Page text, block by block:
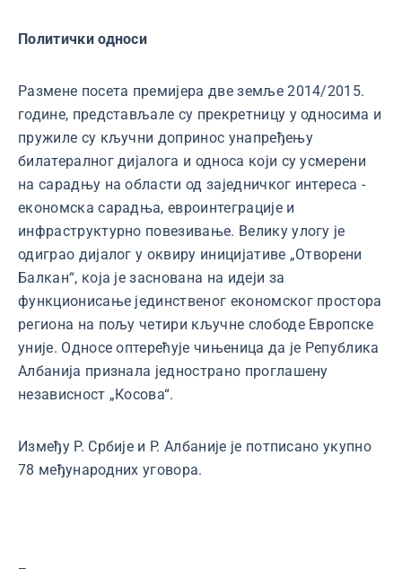
Политички односи
Размене посета премијера две земље 2014/2015.
године, представљале су прекретницу у односима и
пружиле су кључни допринос унапређењу
билатералног дијалога и односа који су усмерени
на сарадњу на области од заједничког интереса -
економска сарадња, евроинтеграције и
инфраструктурно повезивање. Велику улогу је
одиграо дијалог у оквиру иницијативе „Отворени
Балкан“, која је заснована на идеји за
функционисање јединственог економског простора
региона на пољу четири кључне слободе Европске
уније. Односе оптерећује чињеница да је Република
Албанија признала једнострано проглашену
независност „Косова“.
Између Р. Србије и Р. Албаније је потписано укупно
78 међународних уговора.